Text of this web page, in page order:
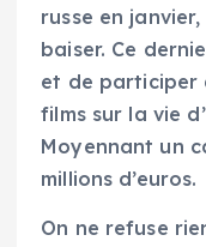
russe en janvier,
baiser. Ce
et de participer
films sur la vie
Moyennant un
millions d’euros.
On ne refuse